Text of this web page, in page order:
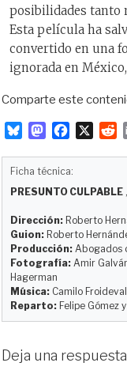
posibilidades tanto
Esta película ha
convertido en una
ignorada en
Comparte este
u
s
k
y
M
o
d
o
n
b
o
o
k
X
i
t
Ficha técnica:
PRESUNTO CULPABLE
Dirección: Roberto
Guion: Roberto
Producción: Abogados
Fotografía: Amir
Hagerman
Música: Camilo
Reparto: Felipe Gómez
Deja una respuesta